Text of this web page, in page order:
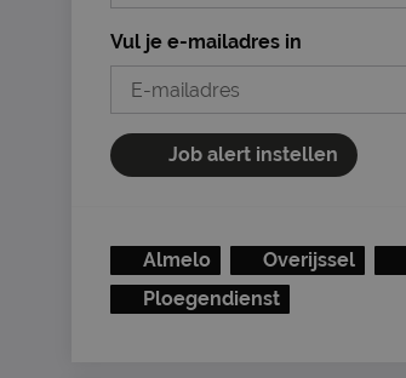
Vul je e-mailadres in
Job alert instellen
Almelo Overijssel
Ploegendienst